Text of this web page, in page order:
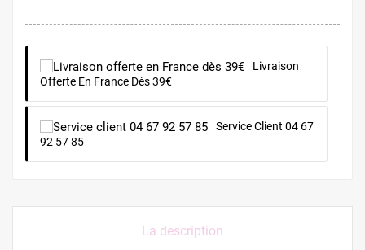
Livraison
Offerte En France Dès 39€
Service Client 04 67
92 57 85
La description